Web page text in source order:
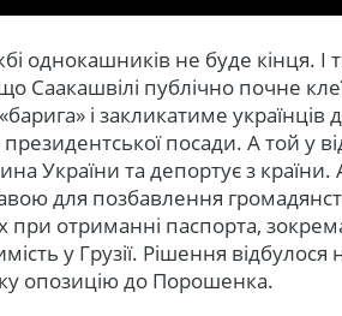
однокашників не буде кінця. І
Саакашвілі публічно почне
і закликатиме українців
посади. А той у
України та депортує з країни.
для позбавлення
при отриманні паспорта,
у Грузії. Рішення відбулося
опозицію до Порошенка.